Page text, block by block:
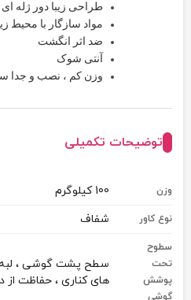
طراحی زیبا دور ژله
مواد سازگار با محیط
ضد اثر انگشت
آنتی شوک
وزن کم ، نصب و جدا
توضیحات تکمیلی
وزن 100 کیلوگرم
نوع کاور شفاف
سطوح
تحت
پوشش
گوشی
سطح پشت گوشی ، لبه
های کناری ، حفاظت از